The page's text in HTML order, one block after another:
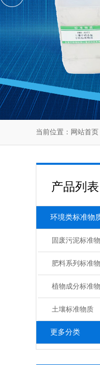
当前位置： 网站首页
产品列表
环境类标准物
固废污泥标准
肥料系列标准
植物成分标准
土壤标准物质
更多分类